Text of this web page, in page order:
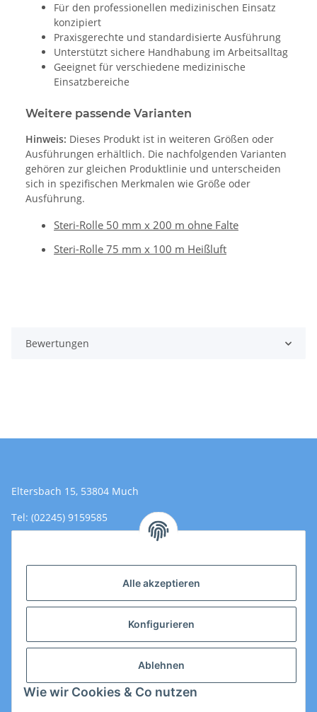
Alle akzeptieren
Konfigurieren
Ablehnen
Wie wir Cookies & Co nutzen
Für den professionellen medizinischen Einsatz
konzipiert
Praxisgerechte und standardisierte Ausführung
Unterstützt sichere Handhabung im Arbeitsalltag
Geeignet für verschiedene medizinische
Einsatzbereiche
Weitere passende Varianten
Hinweis: Dieses Produkt ist in weiteren Größen oder
Ausführungen erhältlich. Die nachfolgenden Varianten
gehören zur gleichen Produktlinie und unterscheiden
sich in spezifischen Merkmalen wie Größe oder
Ausführung.
Steri-Rolle 50 mm x 200 m ohne Falte
Steri-Rolle 75 mm x 100 m Heißluft
Bewertungen
Eltersbach 15, 53804 Much
Tel: (02245) 9159585
Email: Kontakt@toromedical.de
Öffnungszeiten (Mo-Fr.) 8:00 - 17:00